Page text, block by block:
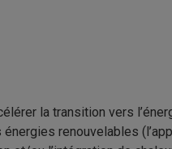
la transition vers
renouvelables